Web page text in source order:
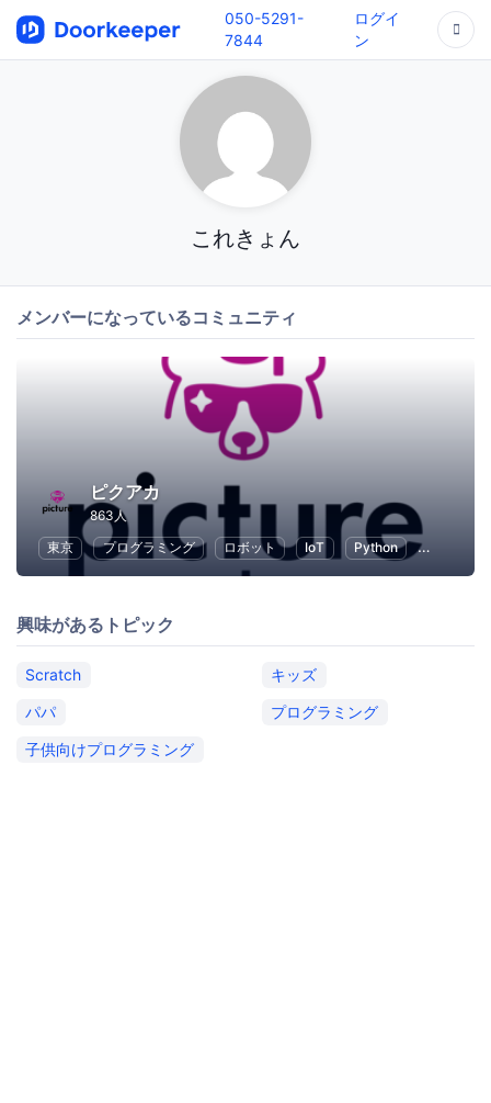
050-5291-
7844
ログイ
ン
これきょん
メンバーになっているコミュニティ
ピクアカ
863人
東京
プログラミング ロボット IoT Python 人工知能
興味があるトピック
Scratch
キッズ
パパ
プログラミング
子供向けプログラミング